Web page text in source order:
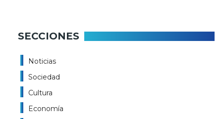
SECCIONES
Noticias
Sociedad
Cultura
Economía